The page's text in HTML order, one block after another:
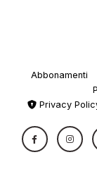
Abbonamenti
Privacy